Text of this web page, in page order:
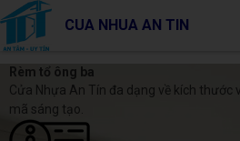
CUA NHUA AN TIN
Rèm tổ ông ba
Cửa Nhựa An Tín đa dạng về kích thước
mã sáng tạo.